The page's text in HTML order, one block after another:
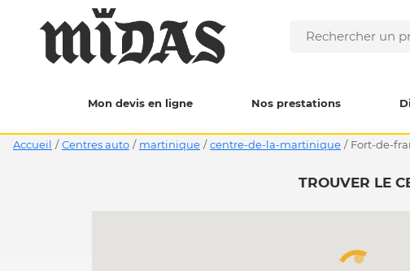
Mon devis en ligne Nos prestations
Accueil / Centres auto / martinique / centre-de-la-martinique / fort-de-
TROUVER LE